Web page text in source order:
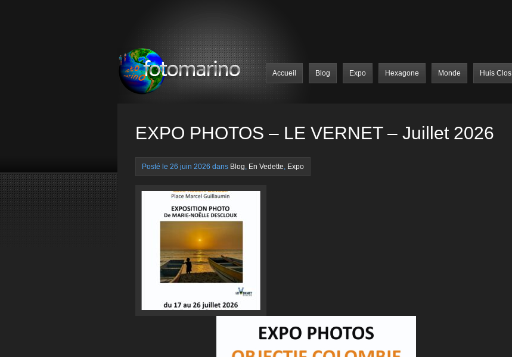
Accueil Blog Expo Hexagone Monde Huis Clos
EXPO PHOTOS – LE VERNET – Juillet 2026
Posté le 26 juin 2026 dans Blog, En Vedette, Expo